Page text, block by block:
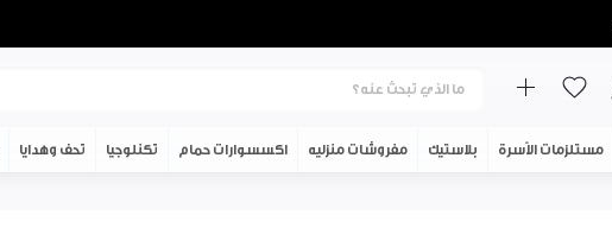
مستلزمات الأسرة بلاستيك مفروشات منزليه اكسسوارات حمام تكنلوجيا تحف وهدايا